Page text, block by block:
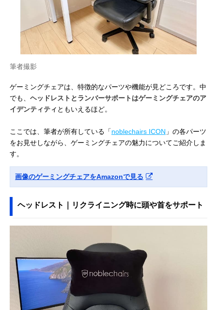
筆者撮影
ゲーミングチェアは、特徴的なパーツや機能が見どころです。中
でも、 ヘッドレストとランバーサポートはゲーミングチェアのア
イデンティティ ともいえるほど。
ここでは、筆者が所有している「noblechairs ICON 」の各パーツ
をお見せしながら、ゲーミングチェアの魅力についてご紹介しま
す。
画像のゲーミングチェアをAmazonで見る
ヘッドレスト｜リクライニング時に頭や首をサポート